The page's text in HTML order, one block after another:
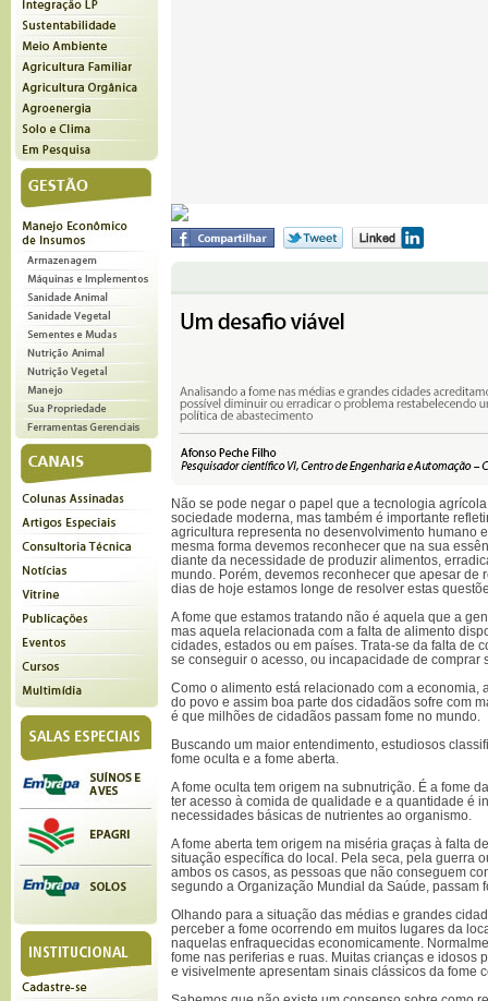
Não se pode negar o papel que a tecnologia
sociedade moderna, mas também é importante
agricultura representa no desenvolvimento humano
mesma forma devemos reconhecer que na sua
diante da necessidade de produzir alimentos,
mundo. Porém, devemos reconhecer que apesar de
dias de hoje estamos longe de resolver estas
A fome que estamos tratando não é aquela que a
mas aquela relacionada com a falta de alimento
cidades, estados ou em países. Trata-se da falta de
se conseguir o acesso, ou incapacidade de comprar
Como o alimento está relacionado com a economia,
do povo e assim boa parte dos cidadãos sofre com
é que milhões de cidadãos passam fome no mundo.
Buscando um maior entendimento, estudiosos
fome oculta e a fome aberta.
A fome oculta tem origem na subnutrição. É a fome
ter acesso à comida de qualidade e a quantidade é
necessidades básicas de nutrientes ao organismo.
A fome aberta tem origem na miséria graças à falta
situação específica do local. Pela seca, pela guerra
ambos os casos, as pessoas que não conseguem
segundo a Organização Mundial da Saúde, passam
Olhando para a situação das médias e grandes
perceber a fome ocorrendo em muitos lugares da
naquelas enfraquecidas economicamente.
fome nas periferias e ruas. Muitas crianças e idosos
e visivelmente apresentam sinais clássicos da fome